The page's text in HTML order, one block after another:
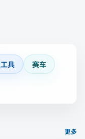
具
赛车
更多